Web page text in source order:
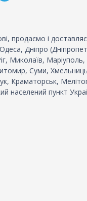
продаємо і
Одеса, Дніпро
Миколаїв, Маріуполь,
Суми,
Краматорськ,
населений пункт